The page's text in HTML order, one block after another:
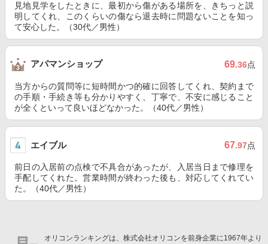
見地見学をしたときに、最初から傷がある場所を、きちっと説
明してくれ、このくらいの傷なら退去時に問題ないことを知っ
て安心した。（30代／男性）
アパマンショップ 69.36点
当方からの質問等に短時間かつ的確に回答してくれ、契約まで
の手順・手続き等も分かりやすく、丁寧で、不安に感じること
が全くといって良いほどなかった。（40代／男性）
エイブル 67.97点
前日の入居前の点検で不具合があったが、入居当日まで修理を
手配してくれた。営業時間が終わった後も、対応してくれてい
た。（40代／男性）
オリコンランキングは、株式会社オリコンを前身企業に1967年より